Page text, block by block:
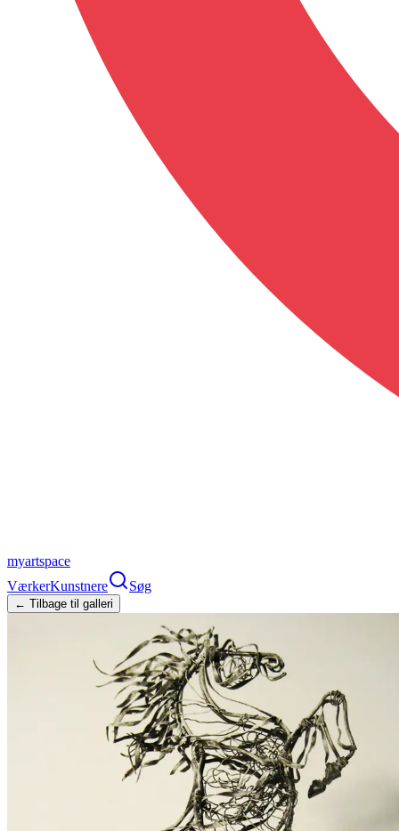
myartspace
VærkerKunstnere Søg
← Tilbage til galleri